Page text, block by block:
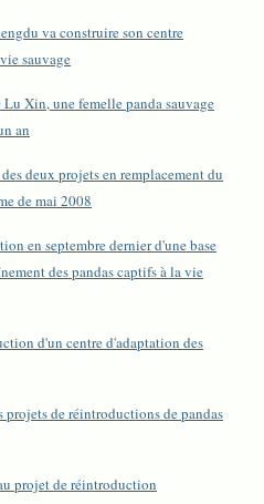
va construire son centre
sauvage
Xin, une femelle panda sauvage
an
deux projets en remplacement du
de mai 2008
en septembre dernier d'une base
des pandas captifs à la vie
d'un centre d'adaptation des
projets de réintroductions de pandas
projet de réintroduction